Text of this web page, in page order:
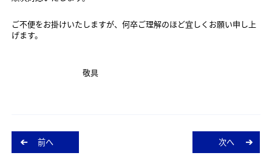
ご不便をお掛けいたしますが、何卒ご理解のほど宜しくお願い申し上
げます。
敬具
ナ
前へ 次へ